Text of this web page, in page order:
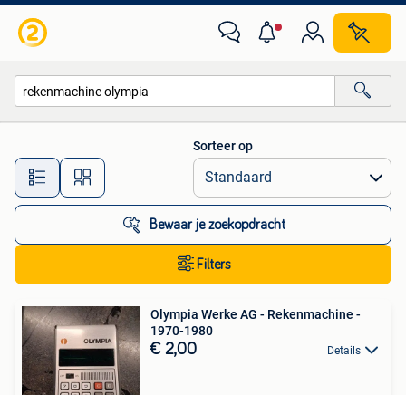
Alle afstanden…
Sorteer op
Bewaar je zoekopdracht
Filters
Olympia Werke AG - Rekenmachine -
1970-1980
€ 2,00 Details